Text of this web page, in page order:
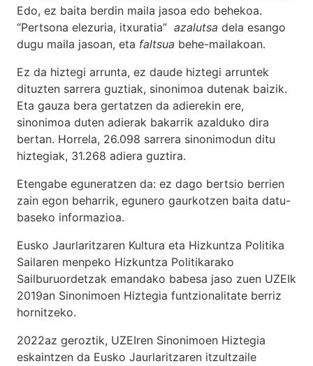
Edo, ez baita berdin maila jasoa edo behekoa.
“Pertsona elezuria, itxuratia” azalutsa dela esango
dugu maila jasoan, eta faltsua behe-mailakoan.
Ez da hiztegi arrunta, ez daude hiztegi arruntek
dituzten sarrera guztiak, sinonimoa dutenak baizik.
Eta gauza bera gertatzen da adierekin ere,
sinonimoa duten adierak bakarrik azalduko dira
bertan. Horrela, 26.098 sarrera sinonimodun ditu
hiztegiak, 31.268 adiera guztira.
Etengabe eguneratzen da: ez dago bertsio berrien
zain egon beharrik, egunero gaurkotzen baita datu-
baseko informazioa.
Eusko Jaurlaritzaren Kultura eta Hizkuntza Politika
Sailaren menpeko Hizkuntza Politikarako
Sailburuordetzak emandako babesa jaso zuen UZEIk
2019an Sinonimoen Hiztegia funtzionalitate berriz
hornitzeko.
2022az geroztik, UZEIren Sinonimoen Hiztegia
eskaintzen da Eusko Jaurlaritzaren itzultzaile